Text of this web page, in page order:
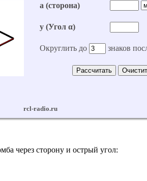
через сторону и острый угол: